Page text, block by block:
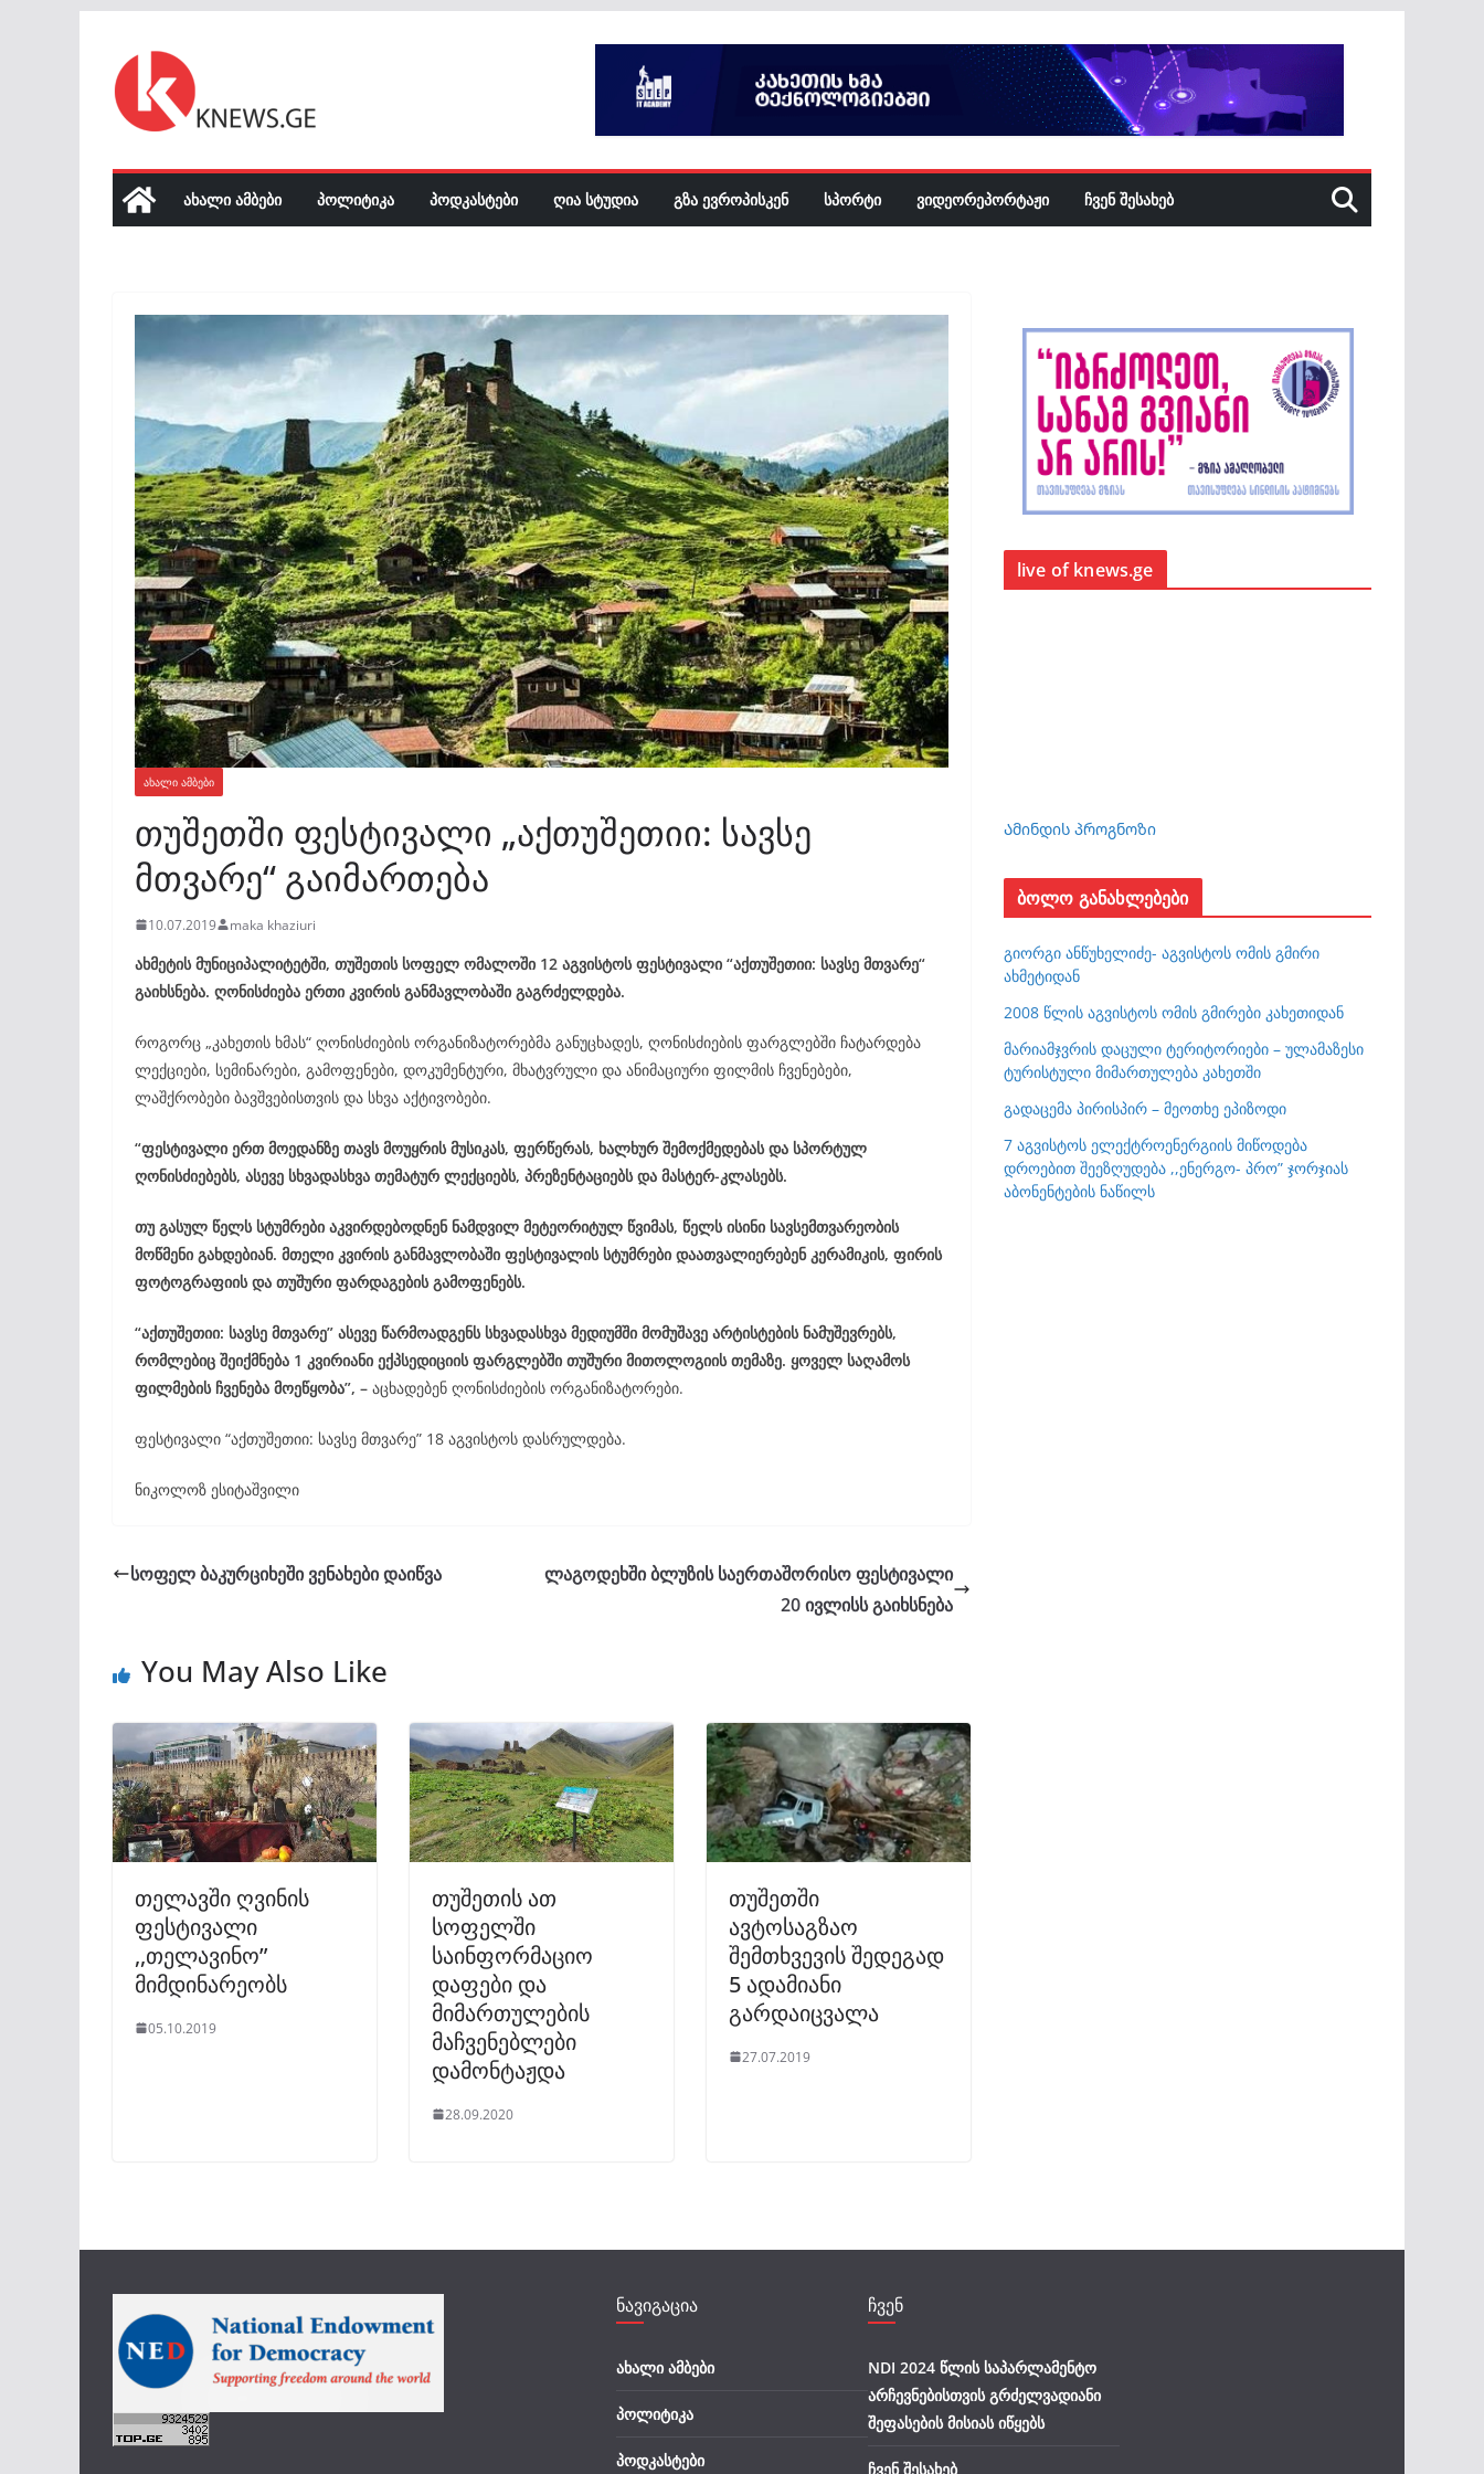
content
ᲐᲮᲐᲚᲘ ᲐᲛᲑᲔᲑᲘ ᲞᲝᲚᲘᲢᲘᲙᲐ ᲞᲝᲓᲙᲐᲡᲢᲔᲑᲘ ᲦᲘᲐ ᲡᲢᲣᲓᲘᲐ ᲒᲖᲐ ᲔᲕᲠᲝᲞᲘᲡᲙᲔᲜ ᲡᲞᲝᲠᲢᲘ ᲕᲘᲓᲔᲝᲠᲔᲞᲝᲠᲢᲐᲟᲘ ᲩᲕᲔᲜ ᲨᲔᲡᲐᲮᲔᲑ
ᲐᲮᲐᲚᲘ ᲐᲛᲑᲔᲑᲘ
თუშეთში ფესტივალი „აქთუშეთიი: სავსე
მთვარე“ გაიმართება
10.07.2019 maka khaziuri
ახმეტის მუნიციპალიტეტში, თუშეთის სოფელ ომალოში 12 აგვისტოს ფესტივალი “აქთუშეთიი: სავსე მთვარე“
გაიხსნება. ღონისძიება ერთი კვირის განმავლობაში გაგრძელდება.
როგორც „კახეთის ხმას“ ღონისძიების ორგანიზატორებმა განუცხადეს, ღონისძიების ფარგლებში ჩატარდება
ლექციები, სემინარები, გამოფენები, დოკუმენტური, მხატვრული და ანიმაციური ფილმის ჩვენებები,
ლაშქრობები ბავშვებისთვის და სხვა აქტივობები.
“ფესტივალი ერთ მოედანზე თავს მოუყრის მუსიკას, ფერწერას, ხალხურ შემოქმედებას და სპორტულ
ღონისძიებებს, ასევე სხვადასხვა თემატურ ლექციებს, პრეზენტაციებს და მასტერ-კლასებს.
თუ გასულ წელს სტუმრები აკვირდებოდნენ ნამდვილ მეტეორიტულ წვიმას, წელს ისინი სავსემთვარეობის
მოწმენი გახდებიან. მთელი კვირის განმავლობაში ფესტივალის სტუმრები დაათვალიერებენ კერამიკის, ფირის
ფოტოგრაფიის და თუშური ფარდაგების გამოფენებს.
“აქთუშეთიი: სავსე მთვარე” ასევე წარმოადგენს სხვადასხვა მედიუმში მომუშავე არტისტების ნამუშევრებს,
რომლებიც შეიქმნება 1 კვირიანი ექპსედიციის ფარგლებში თუშური მითოლოგიის თემაზე. ყოველ საღამოს
ფილმების ჩვენება მოეწყობა”, – აცხადებენ ღონისძიების ორგანიზატორები.
ფესტივალი “აქთუშეთიი: სავსე მთვარე” 18 აგვისტოს დასრულდება.
ნიკოლოზ ესიტაშვილი
სოფელ ბაკურციხეში ვენახები დაიწვა
ლაგოდეხში ბლუზის საერთაშორისო ფესტივალი
20 ივლისს გაიხსნება
You May Also Like
თელავში ღვინის
ფესტივალი
,,თელავინო”
მიმდინარეობს
05.10.2019
თუშეთის ათ
სოფელში
საინფორმაციო
დაფები და
მიმართულების
მაჩვენებლები
დამონტაჟდა
28.09.2020
თუშეთში
ავტოსაგზაო
შემთხვევის შედეგად
5 ადამიანი
გარდაიცვალა
27.07.2019
live of knews.ge
Ამინდის პროგნოზი
ბოლო განახლებები
გიორგი ანწუხელიძე- აგვისტოს ომის გმირი
ახმეტიდან
2008 წლის აგვისტოს ომის გმირები კახეთიდან
მარიამჯვრის დაცული ტერიტორიები – ულამაზესი
ტურისტული მიმართულება კახეთში
გადაცემა პირისპირ – მეოთხე ეპიზოდი
7 აგვისტოს ელექტროენერგიის მიწოდება
დროებით შეეზღუდება ,,ენერგო- პრო” ჯორჯიას
აბონენტების ნაწილს
ნავიგაცია
ახალი ამბები
პოლიტიკა
პოდკასტები
ჩვენ
NDI 2024 წლის საპარლამენტო
არჩევნებისთვის გრძელვადიანი
შეფასების მისიას იწყებს
ჩვენ შესახებ